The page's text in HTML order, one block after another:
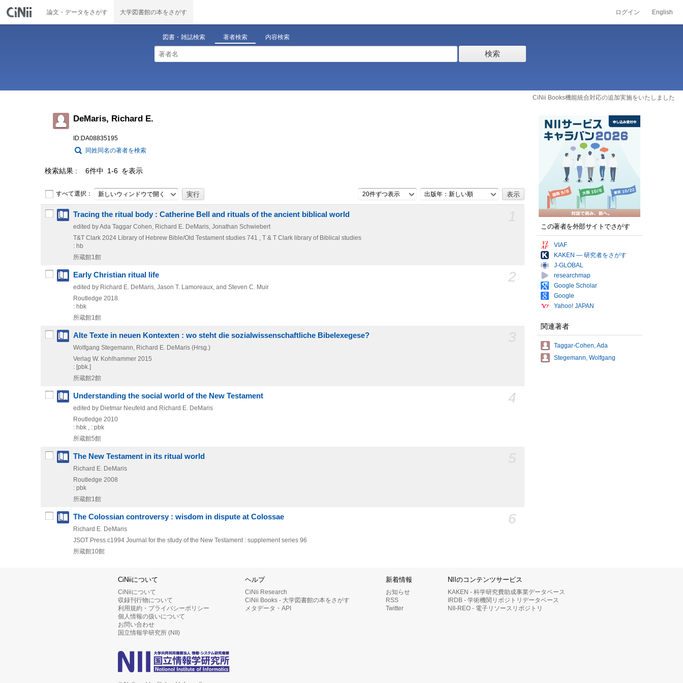
論文・データをさがす 大学図書館の本をさがす ログイン English
図書・雑誌検索 著者検索 内容検索
検索
CiNii Books機能統合対応の追加実施をいたしました
DeMaris, Richard E.
ID:DA08835195
同姓同名の著者を検索
検索結果 6件中 1-6 を表示
すべて選択： 新しいウィンドウで開く 20件ずつ表示 出版年：新しい順
Tracing the ritual body : Catherine Bell and rituals of the ancient biblical world
edited by Ada Taggar Cohen, Richard E. DeMaris, Jonathan Schwiebert
T&T Clark 2024 Library of Hebrew Bible/Old Testament studies 741 , T & T Clark library of Biblical studies
: hb
所蔵館1館
2
Early Christian ritual life
edited by Richard E. DeMaris, Jason T. Lamoreaux, and Steven C. Muir
Routledge 2018
: hbk
所蔵館1館
Alte Texte in neuen Kontexten : wo steht die sozialwissenschaftliche Bibelexegese?
Wolfgang Stegemann, Richard E. DeMaris (Hrsg.)
Verlag W. Kohlhammer 2015
: [pbk.]
所蔵館2館
4
Understanding the social world of the New Testament
edited by Dietmar Neufeld and Richard E. DeMaris
Routledge 2010
: hbk , : pbk
所蔵館5館
The New Testament in its ritual world
Richard E. DeMaris
Routledge 2008
: pbk
所蔵館1館
6
The Colossian controversy : wisdom in dispute at Colossae
Richard E. DeMaris
JSOT Press c1994 Journal for the study of the New Testament : supplement series 96
所蔵館10館
この著者を外部サイトでさがす
VIAF
KAKEN — 研究者をさがす
J-GLOBAL
researchmap
Google Scholar
Google
Yahoo! JAPAN
関連著者
Taggar-Cohen, Ada
Stegemann, Wolfgang
CiNiiについて
CiNiiについて
収録刊行物について
利用規約・プライバシーポリシー
個人情報の扱いについて
お問い合わせ
国立情報学研究所 (NII)
ヘルプ
CiNii Research
CiNii Books - 大学図書館の本をさがす
メタデータ・API
新着情報
お知らせ
RSS
Twitter
NIIのコンテンツサービス
KAKEN - 科学研究費助成事業データベース
IRDB - 学術機関リポジトリデータベース
NII-REO - 電子リソースリポジトリ